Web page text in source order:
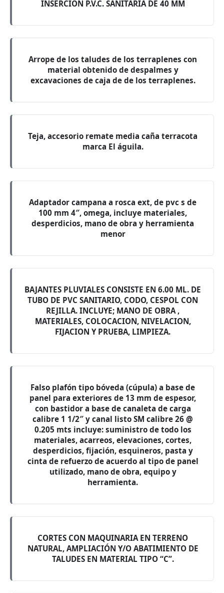
INSERCION P.V.C. SANITARIA DE 40 MM
Arrope de los taludes de los terraplenes con
material obtenido de despalmes y
excavaciones de caja de de los terraplenes.
Teja, accesorio remate media caña terracota
marca El águila.
Adaptador campana a rosca ext, de pvc s de
100 mm 4″, omega, incluye materiales,
desperdicios, mano de obra y herramienta
menor
BAJANTES PLUVIALES CONSISTE EN 6.00 ML. DE
TUBO DE PVC SANITARIO, CODO, CESPOL CON
REJILLA. INCLUYE; MANO DE OBRA ,
MATERIALES, COLOCACION, NIVELACION,
FIJACION Y PRUEBA, LIMPIEZA.
Falso plafón tipo bóveda (cúpula) a base de
panel para exteriores de 13 mm de espesor,
con bastidor a base de canaleta de carga
calibre 1 1/2″ y canal listo SM calibre 26 @
0.205 mts incluye: suministro de todo los
materiales, acarreos, elevaciones, cortes,
desperdicios, fijación, esquineros, pasta y
cinta de refuerzo de acuerdo al tipo de panel
utilizado, mano de obra, equipo y
herramienta.
CORTES CON MAQUINARIA EN TERRENO
NATURAL, AMPLIACIÓN Y/O ABATIMIENTO DE
TALUDES EN MATERIAL TIPO “C”.